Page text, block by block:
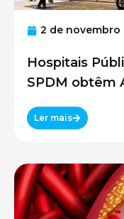
2 de novembro
Hospitais
SPDM obtêm
Ler mais